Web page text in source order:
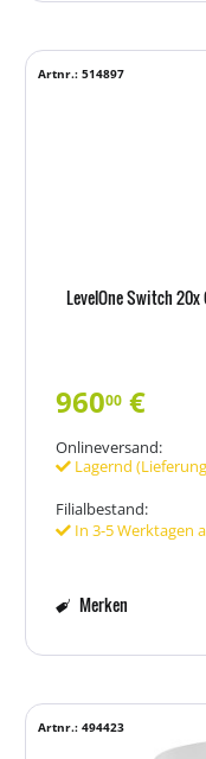
LevelOne Switch 20x
Artnr.: 514897
96000 €
Onlineversand:
Lagernd
Filialbestand:
In 3-5 Werktagen
Merken
Artnr.: 494423